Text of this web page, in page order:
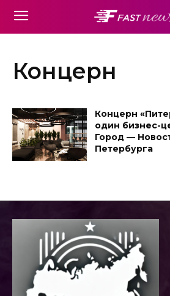
Концерн
Концерн
один бизнес-
Город —
Петербурга